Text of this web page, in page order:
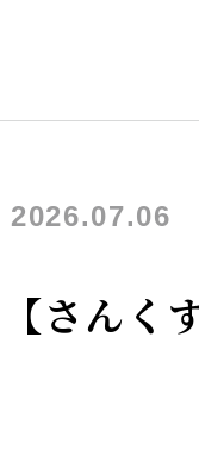
2026.07.06
【さんく